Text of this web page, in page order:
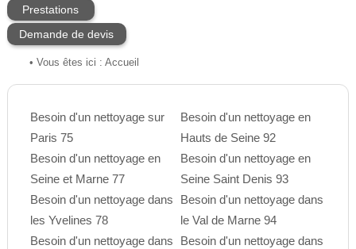
Prestations
Demande de devis
• Vous êtes ici : Accueil
Besoin d'un nettoyage sur
Paris 75
Besoin d'un nettoyage en
Seine et Marne 77
Besoin d'un nettoyage dans
les Yvelines 78
Besoin d'un nettoyage dans
Besoin d'un nettoyage en
Hauts de Seine 92
Besoin d'un nettoyage en
Seine Saint Denis 93
Besoin d'un nettoyage dans
le Val de Marne 94
Besoin d'un nettoyage dans